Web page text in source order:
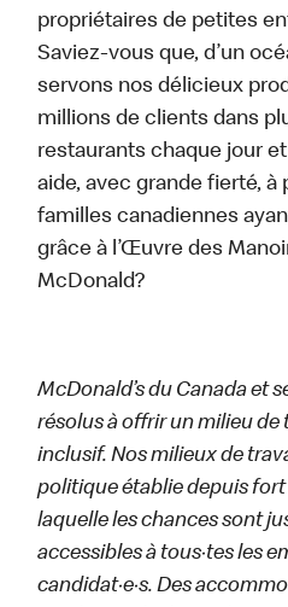
propriétaires de petites
Saviez-vous que, d’un
servons nos délicieux
millions de clients dans
restaurants chaque jour
aide, avec grande fierté, à
familles canadiennes
grâce à l’Œuvre des
McDonald?
McDonald’s du Canada et
résolus à offrir un milieu
inclusif. Nos milieux de
politique établie depuis
laquelle les chances sont
accessibles à tous·tes les
candidat·e·s. Des